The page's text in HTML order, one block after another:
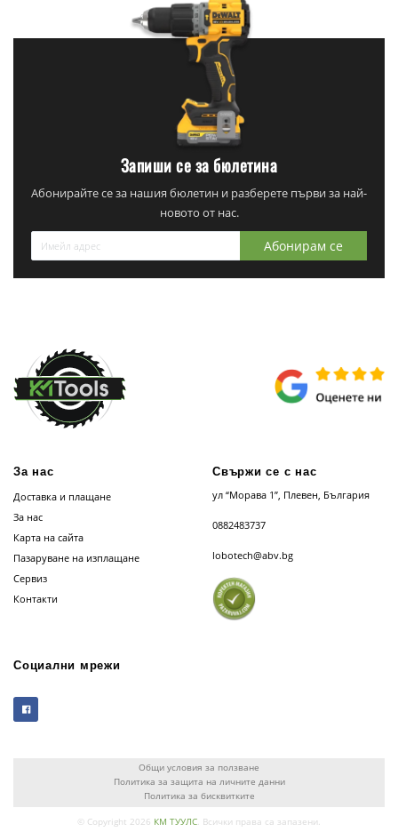
Запиши се за бюлетина
Абонирайте се за нашия бюлетин и разберете първи за най-
новото от нас.
Абонирам се
За нас
Доставка и плащане
За нас
Карта на сайта
Пазаруване на изплащане
Сервиз
Контакти
Свържи се с нас
ул “Морава 1”, Плевен, България
0882483737
lobotech@abv.bg
Социални мрежи
Общи условия за ползване
Политика за защита на личните данни
Политика за бисквитките
© Copyright 2026 КМ ТУУЛС. Всички права са запазени.